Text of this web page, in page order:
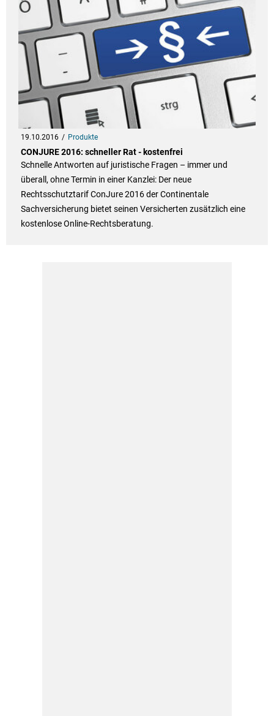
19.10.2016 Produkte
CONJURE 2016: schneller Rat - kostenfrei
Schnelle Antworten auf juristische Fragen – immer und
überall, ohne Termin in einer Kanzlei: Der neue
Rechtsschutztarif ConJure 2016 der Continentale
Sachversicherung bietet seinen Versicherten zusätzlich eine
kostenlose Online-Rechtsberatung.